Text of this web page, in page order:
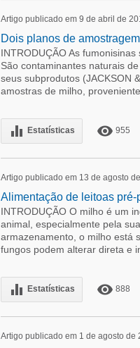
Artigo publicado em 9 de abril de
Dois planos de
INTRODUÇÃO As
São contaminantes naturais
seus subprodutos (JACKSON
amostras de milho,
equalizer Estatísticas remove_red_eye 955
Artigo publicado em 13 de agosto
Alimentação de leitoas
INTRODUÇÃO O milho é um
animal, especialmente pela
armazenamento, o milho está
fungos podem alterar direta e
equalizer Estatísticas remove_red_eye 888
Artigo publicado em 1 de agosto de